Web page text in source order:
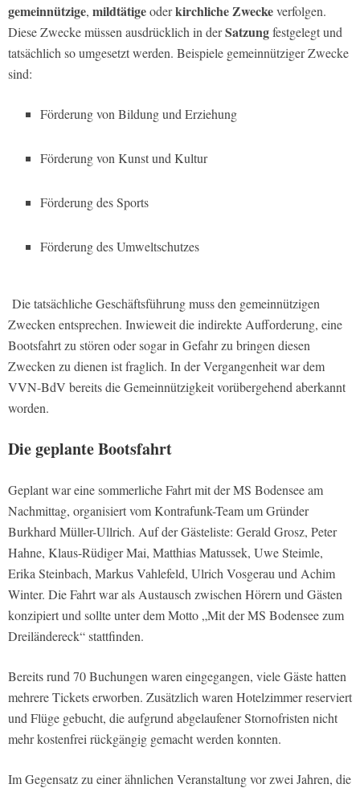
gemeinnützige, mildtätigeoderkirchliche Zweckeverfolgen.
Diese Zwecke müssen ausdrücklich in derSatzungfestgelegt und
tatsächlich so umgesetzt werden. Beispiele gemeinnütziger Zwecke
sind:
Förderung von Bildung und Erziehung
Förderung von Kunst und Kultur
Förderung des Sports
Förderung des Umweltschutzes
Die tatsächliche Geschäftsführung muss den gemeinnützigen
Zwecken entsprechen. Inwieweit die indirekte Aufforderung, eine
Bootsfahrt zu stören oder sogar in Gefahr zu bringen diesen
Zwecken zu dienen ist fraglich. In der Vergangenheit war dem
VVN-BdV bereits die Gemeinnützigkeit vorübergehend aberkannt
worden.
Die geplante Bootsfahrt
Geplant war eine sommerliche Fahrt mit der MS Bodensee am
Nachmittag, organisiert vom Kontrafunk-Team um Gründer
Burkhard Müller-Ullrich. Auf der Gästeliste: Gerald Grosz, Peter
Hahne, Klaus-Rüdiger Mai, Matthias Matussek, Uwe Steimle,
Erika Steinbach, Markus Vahlefeld, Ulrich Vosgerau und Achim
Winter. Die Fahrt war als Austausch zwischen Hörern und Gästen
konzipiert und sollte unter dem Motto „Mit der MS Bodensee zum
Dreiländereck“ stattfinden.
Bereits rund 70 Buchungen waren eingegangen, viele Gäste hatten
mehrere Tickets erworben. Zusätzlich waren Hotelzimmer reserviert
und Flüge gebucht, die aufgrund abgelaufener Stornofristen nicht
mehr kostenfrei rückgängig gemacht werden konnten.
Im Gegensatz zu einer ähnlichen Veranstaltung vor zwei Jahren, die